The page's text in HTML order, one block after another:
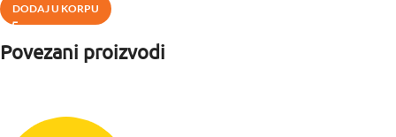
DODAJ U KORPU
Povezani proizvodi